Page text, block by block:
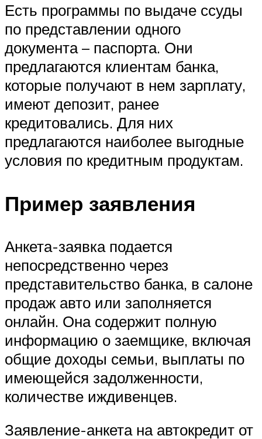
Есть программы по выдаче ссуды
по представлении одного
документа – паспорта. Они
предлагаются клиентам банка,
которые получают в нем зарплату,
имеют депозит, ранее
кредитовались. Для них
предлагаются наиболее выгодные
условия по кредитным продуктам.
Пример заявления
Анкета-заявка подается
непосредственно через
представительство банка, в салоне
продаж авто или заполняется
онлайн. Она содержит полную
информацию о заемщике, включая
общие доходы семьи, выплаты по
имеющейся задолженности,
количестве иждивенцев.
Заявление-анкета на автокредит от